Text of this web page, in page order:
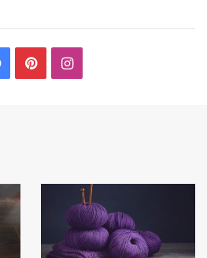
Facebook
PinterestInstagram